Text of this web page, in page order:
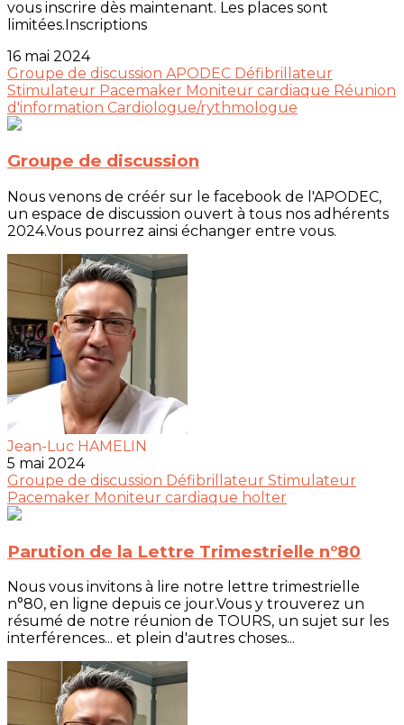
vous inscrire dès maintenant. Les places sont
limitées.Inscriptions
16 mai 2024
Groupe de discussion APODEC Défibrillateur
Stimulateur Pacemaker Moniteur cardiaque Réunion
d'information Cardiologue/rythmologue
Groupe de discussion
Nous venons de créér sur le facebook de l'APODEC,
un espace de discussion ouvert à tous nos adhérents
2024.Vous pourrez ainsi échanger entre vous.
Jean-Luc HAMELIN
5 mai 2024
Groupe de discussion Défibrillateur Stimulateur
Pacemaker Moniteur cardiaque holter
Parution de la Lettre Trimestrielle n°80
Nous vous invitons à lire notre lettre trimestrielle
n°80, en ligne depuis ce jour.Vous y trouverez un
résumé de notre réunion de TOURS, un sujet sur les
interférences... et plein d'autres choses...